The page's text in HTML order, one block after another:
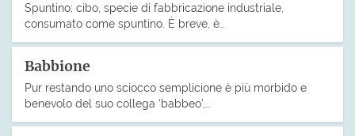
Spuntino; cibo, specie di fabbricazione industriale,
consumato come spuntino. È breve, è…
Babbione
Pur restando uno sciocco semplicione è più morbido e
benevolo del suo collega ‘babbeo’,…